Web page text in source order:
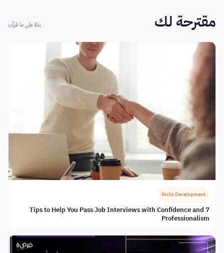
مقترحة لك بناءً على ما قرأت
Skills Development
7 Tips to Help You Pass Job Interviews with Confidence and
Professionalism